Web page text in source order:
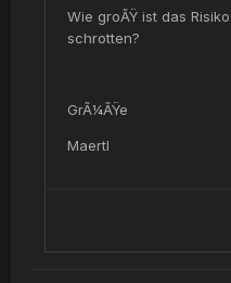
Wie groÃŸ ist das
schrotten?
GrÃ¼ÃŸe
Maertl